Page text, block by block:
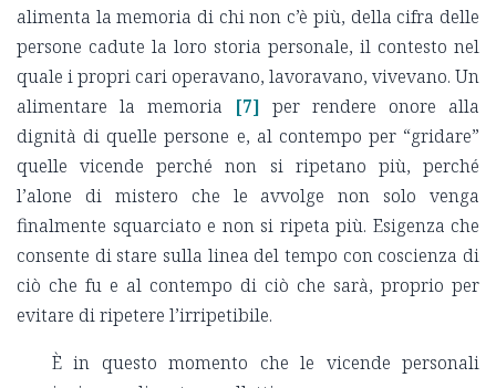
alimenta la memoria di chi non c’è più, della cifra delle
persone cadute la loro storia personale, il contesto nel
quale i propri cari operavano, lavoravano, vivevano. Un
alimentare la memoria
[7] per rendere onore alla
dignità di quelle persone e, al contempo per “gridare”
quelle vicende perché non si ripetano più, perché
l’alone di mistero che le avvolge non solo venga
finalmente squarciato e non si ripeta più. Esigenza che
consente di stare sulla linea del tempo con coscienza di
ciò che fu e al contempo di ciò che sarà, proprio per
evitare di ripetere l’irripetibile.
È in questo momento che le vicende personali